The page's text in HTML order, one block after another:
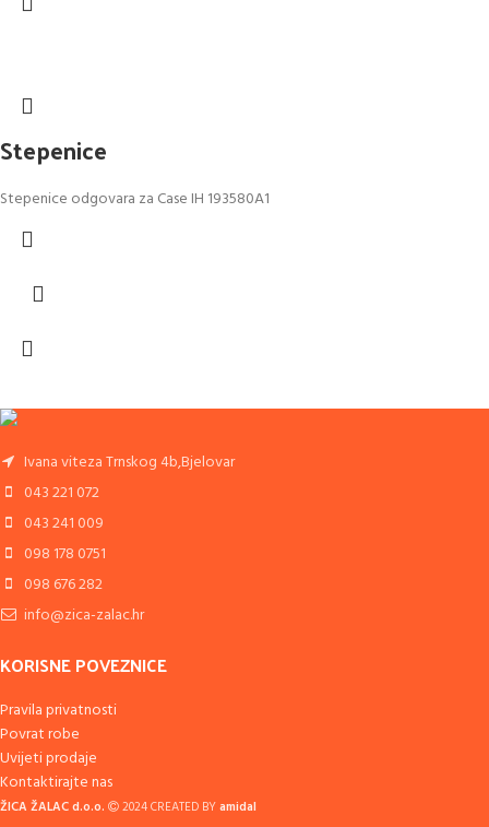
Stepenice
Stepenice odgovara za Case IH 193580A1
Ivana viteza Trnskog 4b,Bjelovar
043 221 072
043 241 009
098 178 0751
098 676 282
info@zica-zalac.hr
KORISNE POVEZNICE
Pravila privatnosti
Povrat robe
Uvijeti prodaje
Kontaktirajte nas
ŽICA ŽALAC d.o.o. 2024 CREATED BYamidal